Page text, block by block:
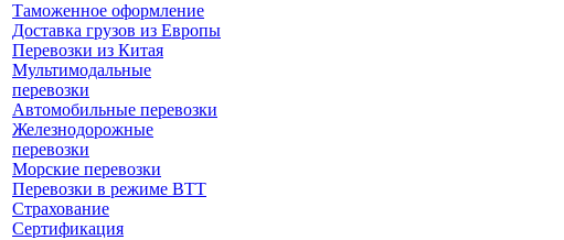
Таможенное оформление
Доставка грузов из Европы
Перевозки из Китая
Мультимодальные
перевозки
Автомобильные перевозки
Железнодорожные
перевозки
Морские перевозки
Перевозки в режиме ВТТ
Страхование
Сертификация